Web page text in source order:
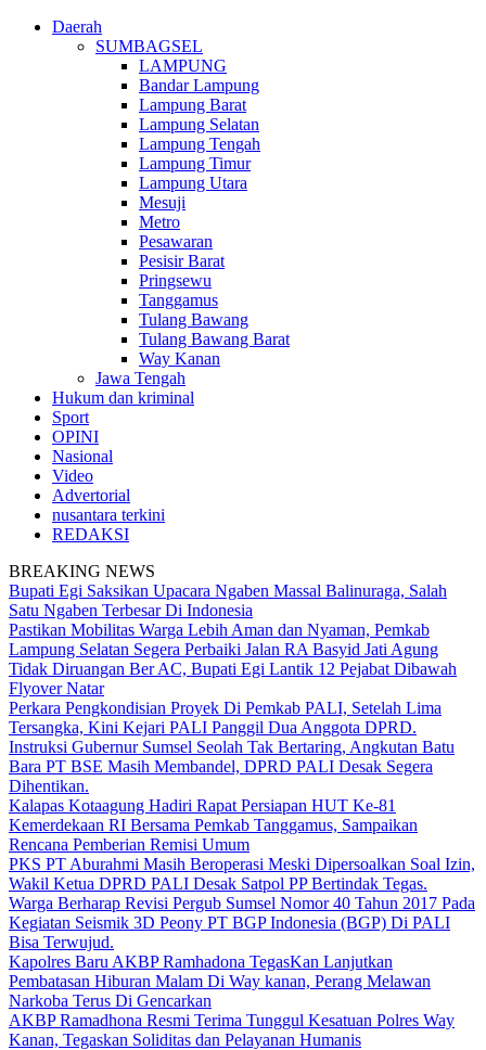
Daerah
SUMBAGSEL
LAMPUNG
Bandar Lampung
Lampung Barat
Lampung Selatan
Lampung Tengah
Lampung Timur
Lampung Utara
Mesuji
Metro
Pesawaran
Pesisir Barat
Pringsewu
Tanggamus
Tulang Bawang
Tulang Bawang Barat
Way Kanan
Jawa Tengah
Hukum dan kriminal
Sport
OPINI
Nasional
Video
Advertorial
nusantara terkini
REDAKSI
BREAKING NEWS
Bupati Egi Saksikan Upacara Ngaben Massal Balinuraga, Salah
Satu Ngaben Terbesar Di Indonesia
Pastikan Mobilitas Warga Lebih Aman dan Nyaman, Pemkab
Lampung Selatan Segera Perbaiki Jalan RA Basyid Jati Agung
Tidak Diruangan Ber AC, Bupati Egi Lantik 12 Pejabat Dibawah
Flyover Natar
Perkara Pengkondisian Proyek Di Pemkab PALI, Setelah Lima
Tersangka, Kini Kejari PALI Panggil Dua Anggota DPRD.
Instruksi Gubernur Sumsel Seolah Tak Bertaring, Angkutan Batu
Bara PT BSE Masih Membandel, DPRD PALI Desak Segera
Dihentikan.
Kalapas Kotaagung Hadiri Rapat Persiapan HUT Ke-81
Kemerdekaan RI Bersama Pemkab Tanggamus, Sampaikan
Rencana Pemberian Remisi Umum
PKS PT Aburahmi Masih Beroperasi Meski Dipersoalkan Soal Izin,
Wakil Ketua DPRD PALI Desak Satpol PP Bertindak Tegas.
Warga Berharap Revisi Pergub Sumsel Nomor 40 Tahun 2017 Pada
Kegiatan Seismik 3D Peony PT BGP Indonesia (BGP) Di PALI
Bisa Terwujud.
Kapolres Baru AKBP Ramhadona TegasKan Lanjutkan
Pembatasan Hiburan Malam Di Way kanan, Perang Melawan
Narkoba Terus Di Gencarkan
AKBP Ramadhona Resmi Terima Tunggul Kesatuan Polres Way
Kanan, Tegaskan Soliditas dan Pelayanan Humanis